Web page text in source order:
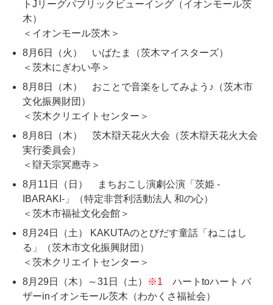
トJリーグパブリックビューイング（イオンモール茨
木）
＜イオンモール茨木＞
8月6日（火） いばたま（茨木マイスターズ）
＜茨木にぎわい亭＞
8月8日（木） おことで音楽をしてみよう♪（茨木市
文化振興財団）
＜茨木クリエイトセンター＞
8月8日（木） 茨木辯天花火大会（茨木辯天花火大会
実行委員会）
＜辯天宗冥應寺＞
8月11日（日） まちおこし演劇公演「茨姫 -
IBARAKI-」（特定非営利活動法人 和の心）
＜茨木市福祉文化会館＞
8月24日（土） KAKUTAのとびだす童話「ねこはし
る」（茨木市文化振興財団）
＜茨木クリエイトセンター＞
8月29日（木）～31日（土）
※1 ハートtoハート バ
ザーinイオンモール茨木（わかくさ福祉会）